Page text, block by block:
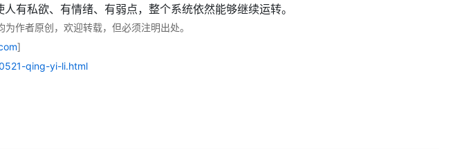
有私欲、有情绪、有弱点，整个系统依然能够继续运转。
作者原创，欢迎转载，但必须注明出处。
]
qing-yi-li.html